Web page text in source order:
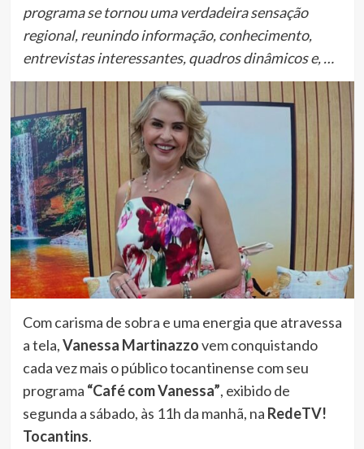
programa se tornou uma verdadeira sensação
regional, reunindo informação, conhecimento,
entrevistas interessantes, quadros dinâmicos e, …
Com carisma de sobra e uma energia que atravessa
a tela,Vanessa Martinazzovem conquistando
cada vez mais o público tocantinense com seu
programa “Café com Vanessa”, exibido de
segunda a sábado, às 11h da manhã, na RedeTV!
Tocantins.